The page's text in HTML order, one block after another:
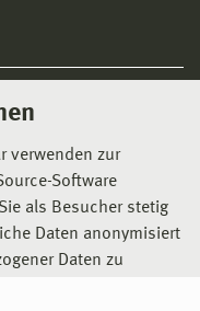
verwenden zur
Software
als Besucher stetig
Daten anonymisiert
Daten zu
de Fractura,
I., Berger,
in the
and the
VHCF behaviour,
Design & Material
23-25 May 2011,